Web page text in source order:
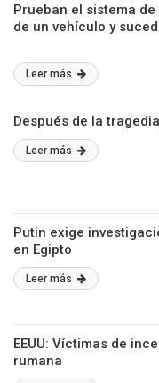
Prueban el sistema
de un vehículo y
Leer más
Después de la
Leer más
Putin exige
en Egipto
Leer más
EEUU: Víctimas de
rumana